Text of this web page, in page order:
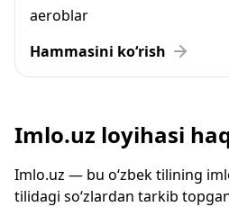
aeroblar
Hammasini ko‘rish
Imlo.uz loyihasi
Imlo.uz — bu o‘zbek tilining
tilidagi so‘zlardan tarkib